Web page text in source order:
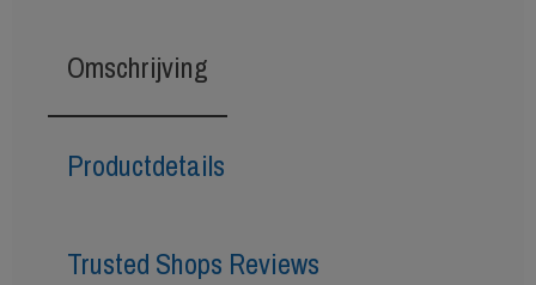
Omschrijving
Productdetails
Trusted Shops Reviews